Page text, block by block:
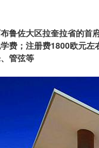
鲁佐大区拉奎拉省的首
费；注册费1800欧元左
管弦等